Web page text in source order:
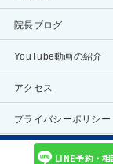
院長ブログ
YouTube動画の紹介
アクセス
プライバシーポリシー
LINE予約・相